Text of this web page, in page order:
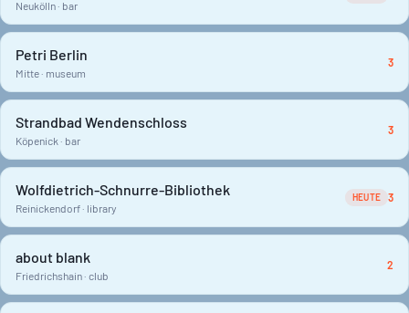
Neukölln · bar
Petri Berlin
Mitte · museum
3
Strandbad Wendenschloss
Köpenick · bar
3
Wolfdietrich-Schnurre-Bibliothek
Reinickendorf · library
HEUTE 3
about blank
Friedrichshain · club
2